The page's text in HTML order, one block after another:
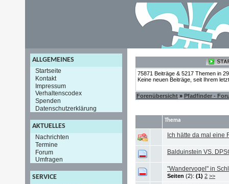
ALLGEMEINES
Startseite
Kontakt
Impressum
Verhaltenscodex
Spenden
Datenschutzerklärung
AKTUELLES
Nachrichten
Termine
Forum
Umfragen
SERVICE
75871 Beiträge & 5217 Themen in
Keine neuen Beiträge, seit Ihrem
Forenübersicht » Pfadfinder -
Thema
Ich hätte da mal eine
Balduinstein VS.
"Wandervogel" in
Seiten (2): (1) 2 >>